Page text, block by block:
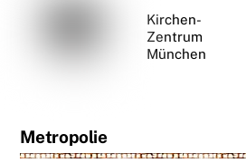
Kirchen-
Zentrum
München
Metropolie